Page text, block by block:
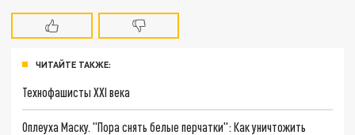
ЧИТАЙТЕ ТАКЖЕ:
Технофашисты XXI века
Оплеуха Маску. "Пора снять белые перчатки": Как уничтожить